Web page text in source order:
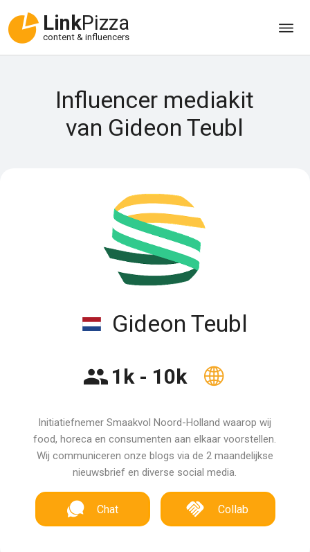
LinkPizza
content & influencers
Influencer mediakit
van Gideon Teubl
Gideon Teubl
1k - 10k
Initiatiefnemer Smaakvol Noord-Holland waarop wij
food, horeca en consumenten aan elkaar voorstellen.
Wij communiceren onze blogs via de 2 maandelijkse
nieuwsbrief en diverse social media.
Chat Collab